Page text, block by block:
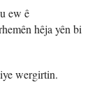
ew ê
hêja yên bi
wergirtin.